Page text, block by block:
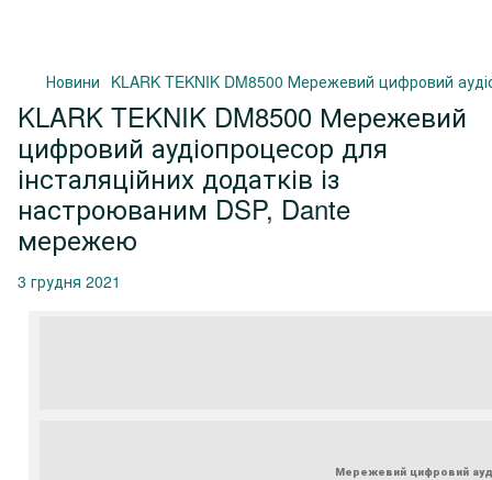
Новини KLARK TEKNIK DM8500 Мережевий цифровий
KLARK TEKNIK DM8500 Мережевий
цифровий аудіопроцесор для
інсталяційних додатків із
настроюваним DSP, Dante
мережею
3 грудня 2021
Мережевий цифровий